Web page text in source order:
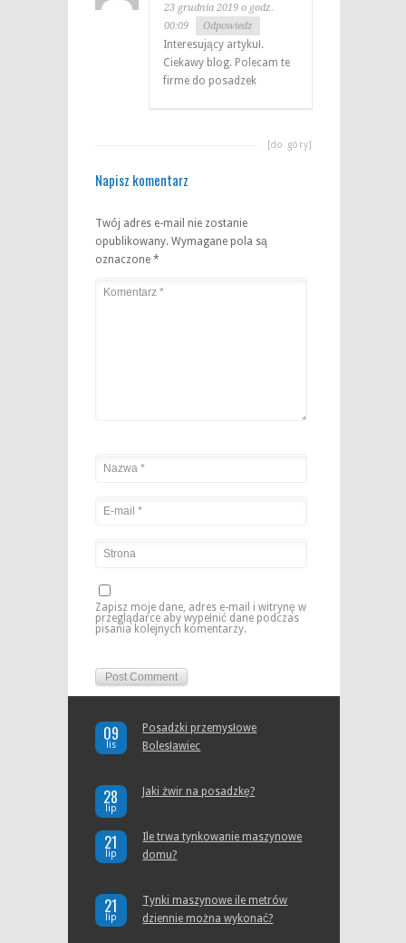
23 grudnia 2019 o godz.
00:09
Odpowiedz
Interesujący artykuł.
Ciekawy blog. Polecam te
firme do posadzek
[do góry]
Napisz komentarz
Twój adres e-mail nie zostanie
opublikowany. Wymagane pola są
oznaczone *
Zapisz moje dane, adres e-mail i witrynę w
przeglądarce aby wypełnić dane podczas
pisania kolejnych komentarzy.
09
lis
Posadzki przemysłowe
Bolesławiec
28
lip
Jaki żwir na posadzkę?
21
lip
Ile trwa tynkowanie maszynowe
domu?
21
lip
Tynki maszynowe ile metrów
dziennie można wykonać?